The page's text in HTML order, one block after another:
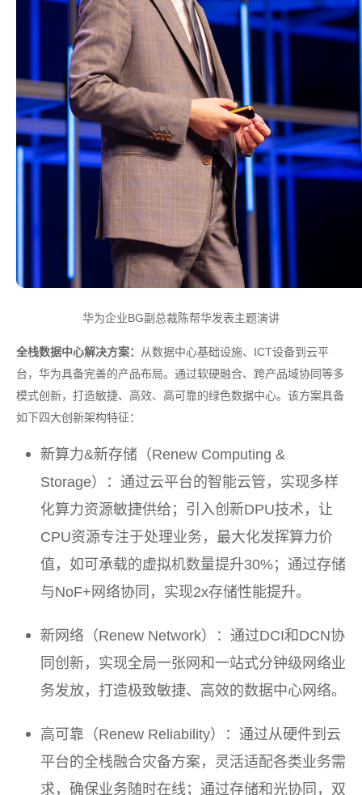
华为企业BG副总裁陈帮华发表主题演讲
全栈数据中心解决方案：
从数据中心基础设施、ICT设备到云平
台，华为具备完善的产品布局。通过软硬融合、跨产品域协同等多
模式创新，打造敏捷、高效、高可靠的绿色数据中心。该方案具备
如下四大创新架构特征：
新算力&新存储（Renew Computing &
Storage）：通过云平台的智能云管，实现多样
化算力资源敏捷供给；引入创新DPU技术，让
CPU资源专注于处理业务，最大化发挥算力价
值，如可承载的虚拟机数量提升30%；通过存储
与NoF+网络协同，实现2x存储性能提升。
新网络（Renew Network）：通过DCI和DCN协
同创新，实现全局一张网和一站式分钟级网络业
务发放，打造极致敏捷、高效的数据中心网络。
高可靠（Renew Reliability）：通过从硬件到云
平台的全栈融合灾备方案，灵活适配各类业务需
求，确保业务随时在线；通过存储和光协同，双